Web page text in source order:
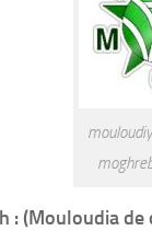
: (Mouloudia